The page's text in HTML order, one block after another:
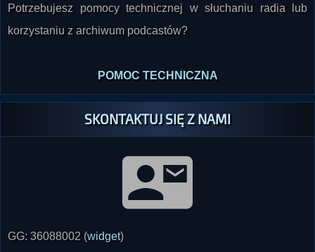
Potrzebujesz pomocy technicznej w słuchaniu radia lub
korzystaniu z archiwum podcastów?
POMOC TECHNICZNA
SKONTAKTUJ SIĘ Z NAMI
GG: 36088002 (widget)